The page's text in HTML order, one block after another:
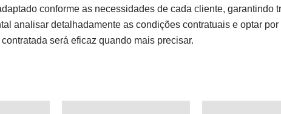
conforme as necessidades de cada cliente, garantindo
analisar detalhadamente as condições contratuais e optar por
será eficaz quando mais precisar.